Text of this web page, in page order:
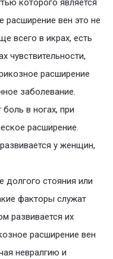
которого является
расширение вен это не
всего в икрах, есть
чувствительности,
расширение
заболевание.
в ногах, при
расширение.
у женщин,
долгого стояния или
факторы служат
развивается их
расширение вен
невралгию и